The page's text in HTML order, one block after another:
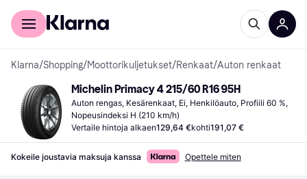
Kuluttajille
Klarna/Shopping/Moottorikuljetukset/Renkaat/Auton renkaat
Michelin Primacy 4 215/60 R16 95H
Auton rengas, Kesärenkaat, Ei, Henkilöauto, Profiili 60 %,
Nopeusindeksi H (210 km/h)
Vertaile hintoja alkaen129,64 €kohti191,07 €
Kokeile joustavia maksuja kanssa Opettele miten